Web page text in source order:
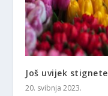
Još uvijek
20. svibnja 2023.